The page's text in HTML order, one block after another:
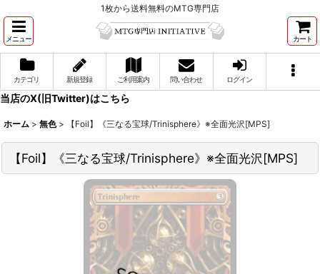
1枚から送料無料のMTG専門店
メニュー カート
カテゴリ 新規登録 ご利用案内 問い合わせ ログイン
当店のX(旧Twitter)はこちら
ホーム > 無色 > 【Foil】《三なる宝球/Trinisphere》※全面光沢[MPS]
【Foil】《三なる宝球/Trinisphere》※全面光沢[MPS]